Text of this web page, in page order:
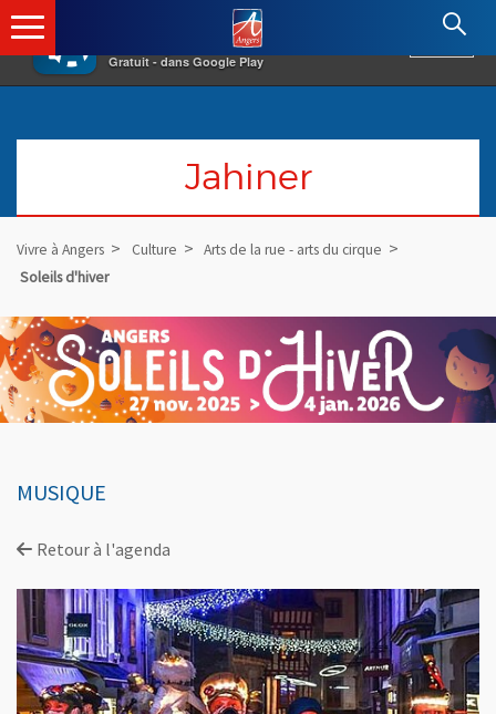
×
Gratuit - dans Google Play
Angers.fr : Retour à l'accueil
Jahiner
Vivre à Angers Culture
Arts de la rue - arts du cirque
Soleils d'hiver
MUSIQUE
Retour à l'agenda